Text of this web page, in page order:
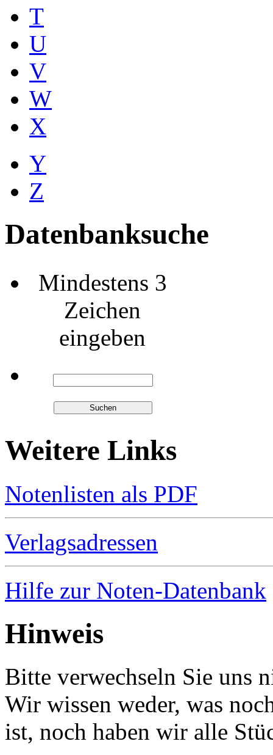
T
U
V
W
X
Y
Z
Datenbanksuche
Mindestens 3
Zeichen
eingeben
Weitere Links
Notenlisten als PDF
Verlagsadressen
Hilfe zur Noten-Datenbank
Hinweis
Bitte verwechseln Sie uns
Wir wissen weder, was
ist, noch haben wir alle